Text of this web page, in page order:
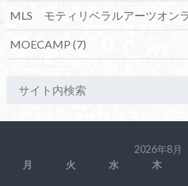
MLS モティリベラルアーツオン
MOECAMP (7)
2026年8月
月
火 水 木